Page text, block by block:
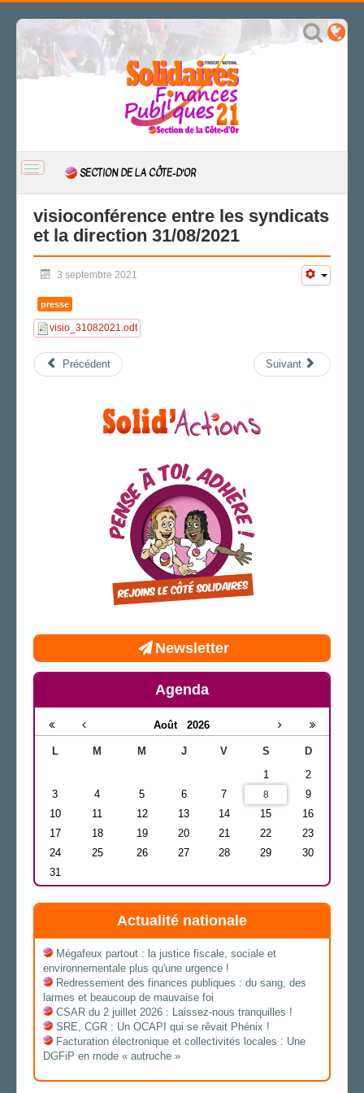
BASCULER
NAVIGATION
SECTION DE LA CÔTE-D'OR
ACTUALITÉ
CSAL
CAP/Recours
FS SSCT
Action sociale
Archives
LA SECTION
visioconférence entre les syndicats
et la direction 31/08/2021
3 septembre 2021
presse
visio_31082021.odt
Précédent Suivant
Newsletter
Agenda
Août 2026
L M M J V S
D
1
2
3
4 5 6 7 8
9
10
11 12 13 14 15
16
17
18 19 20 21 22
23
24
25 26 27 28 29
30
31
Actualité nationale
Mégafeux partout : la justice fiscale, sociale et
environnementale plus qu'une urgence !
Redressement des finances publiques : du sang, des
larmes et beaucoup de mauvaise foi
CSAR du 2 juillet 2026 : Laissez-nous tranquilles !
SRE, CGR : Un OCAPI qui se rêvait Phénix !
Facturation électronique et collectivités locales : Une
DGFiP en mode « autruche »